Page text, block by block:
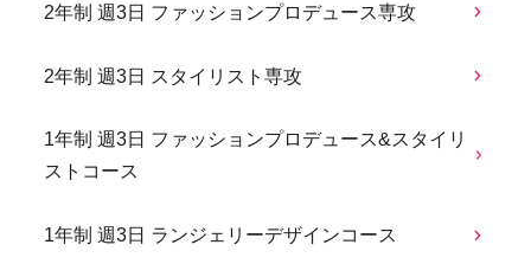
2年制 週3日 ファッションプロデュース専攻
2年制 週3日 スタイリスト専攻
1年制 週3日 ファッションプロデュース&スタイリ
ストコース
1年制 週3日 ランジェリーデザインコース